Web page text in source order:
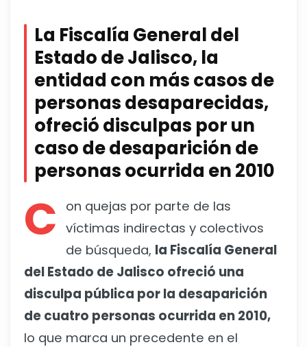
La Fiscalía General del
Estado de Jalisco, la
entidad con más casos de
personas desaparecidas,
ofreció disculpas por un
caso de desaparición de
personas ocurrida en 2010
C
on quejas por parte de las
víctimas indirectas y colectivos
de búsqueda, la Fiscalía General
del Estado de Jalisco ofreció una
disculpa pública por la desaparición
de cuatro personas ocurrida en 2010,
lo que marca un precedente en el